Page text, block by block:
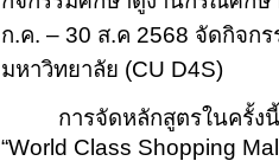
ก.ค. – 30 ส.ค 2568 จัดกิจก
มหาวิทยาลัย (CU D4S)
การจัดหลักสูตรในครั้ง
“World Class Shopping